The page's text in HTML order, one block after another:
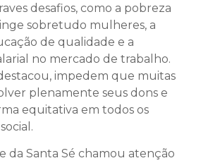
desafios, como a pobreza
sobretudo mulheres, a
de qualidade e a
no mercado de trabalho.
destacou, impedem que muitas
plenamente seus dons e
equitativa em todos os
da Santa Sé chamou atenção